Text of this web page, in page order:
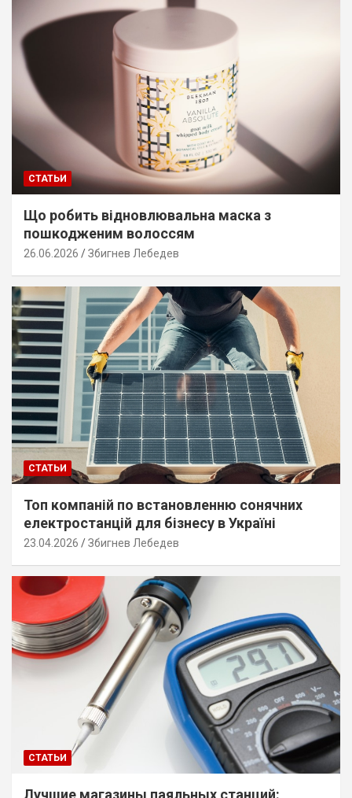
СТАТЬИ
Що робить відновлювальна маска з
пошкодженим волоссям
26.06.2026 Збигнев Лебедев
СТАТЬИ
Топ компаній по встановленню сонячних
електростанцій для бізнесу в Україні
23.04.2026 Збигнев Лебедев
СТАТЬИ
Лучшие магазины паяльных станций: